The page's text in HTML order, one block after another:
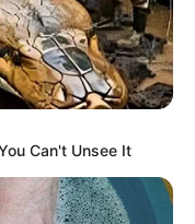
Can't Unsee It